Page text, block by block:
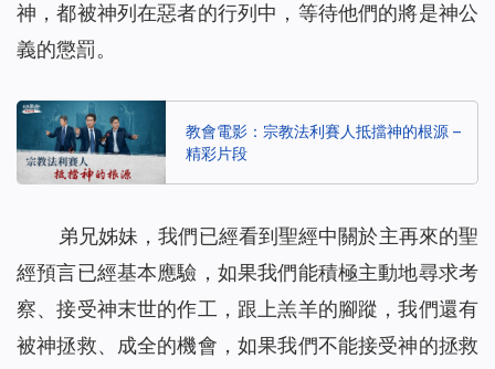
神，都被神列在惡者的行列中，等待他們的將是神公
義的懲罰。
教會電影：宗教法利賽人抵擋神的根源 –
精彩片段
弟兄姊妹，我們已經看到聖經中關於主再來的聖
經預言已經基本應驗，如果我們能積極主動地尋求考
察、接受神末世的作工，跟上羔羊的腳蹤，我們還有
被神拯救、成全的機會，如果我們不能接受神的拯救